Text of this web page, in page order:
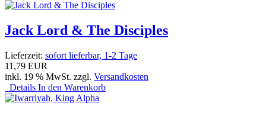
Jack Lord & The Disciples
Lieferzeit: sofort lieferbar, 1-2 Tage
11,79 EUR
inkl. 19 % MwSt. zzgl. Versandkosten
Details In den Warenkorb